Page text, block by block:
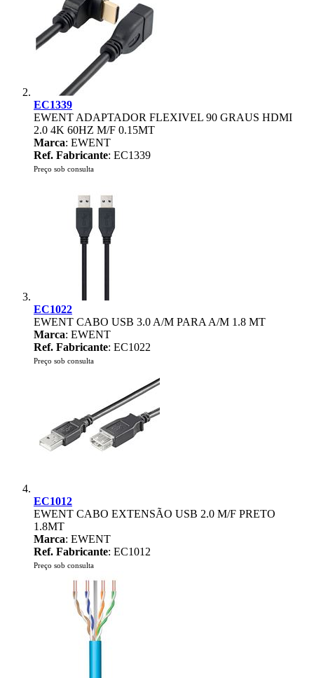
EC1339
EWENT ADAPTADOR FLEXIVEL 90 GRAUS HDMI
2.0 4K 60HZ M/F 0.15MT
Marca: EWENT
Ref. Fabricante: EC1339
Preço sob consulta
EC1022
EWENT CABO USB 3.0 A/M PARA A/M 1.8 MT
Marca: EWENT
Ref. Fabricante: EC1022
Preço sob consulta
EC1012
EWENT CABO EXTENSÃO USB 2.0 M/F PRETO
1.8MT
Marca: EWENT
Ref. Fabricante: EC1012
Preço sob consulta